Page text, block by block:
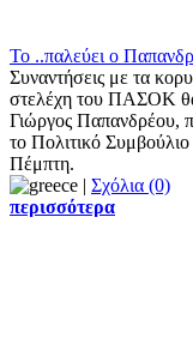
Το ..παλεύει ο
Συναντήσεις με τα
στελέχη του ΠΑΣΟΚ
Γιώργος Παπανδρέου,
το Πολιτικό Συμβούλιο
Πέμπτη.
| Σχόλια (0)
περισσότερα